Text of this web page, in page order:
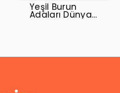
Yeşil Burun
Adaları Dünya
Kupası 2026